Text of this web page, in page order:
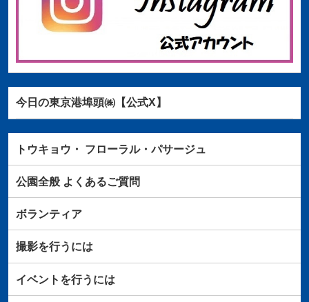
今日の東京港埠頭㈱【公式X】
トウキョウ・ フローラル・パサージュ
公園全般よくあるご質問
ボランティア
撮影を行うには
イベントを行うには